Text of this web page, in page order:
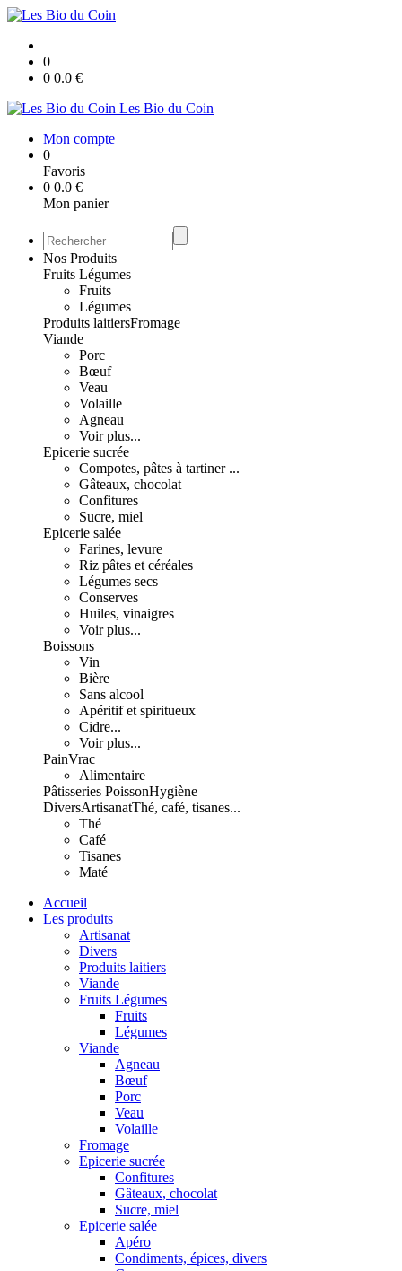
0
0 0.0 €
Les Bio du Coin
Mon compte
0
Favoris
0 0.0 €
Mon panier
Nos Produits
Fruits Légumes
Fruits
Légumes
Produits laitiersFromage
Viande
Porc
Bœuf
Veau
Volaille
Agneau
Voir plus...
Epicerie sucrée
Compotes, pâtes à tartiner ...
Gâteaux, chocolat
Confitures
Sucre, miel
Epicerie salée
Farines, levure
Riz pâtes et céréales
Légumes secs
Conserves
Huiles, vinaigres
Voir plus...
Boissons
Vin
Bière
Sans alcool
Apéritif et spiritueux
Cidre...
Voir plus...
PainVrac
Alimentaire
Pâtisseries PoissonHygiène
DiversArtisanatThé, café, tisanes...
Thé
Café
Tisanes
Maté
Accueil
Les produits
Artisanat
Divers
Produits laitiers
Viande
Fruits Légumes
Fruits
Légumes
Viande
Agneau
Bœuf
Porc
Veau
Volaille
Fromage
Epicerie sucrée
Confitures
Gâteaux, chocolat
Sucre, miel
Epicerie salée
Apéro
Condiments, épices, divers